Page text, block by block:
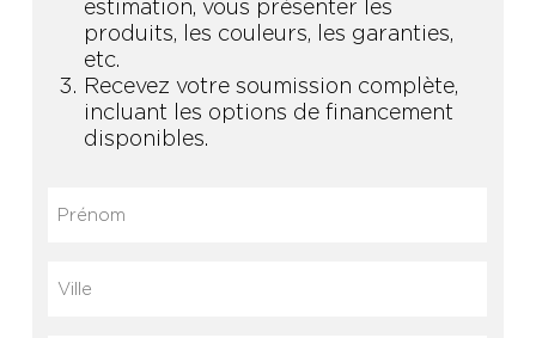
estimation, vous présenter les
produits, les couleurs, les garanties,
etc.
Recevez votre soumission complète,
incluant les options de financement
disponibles.